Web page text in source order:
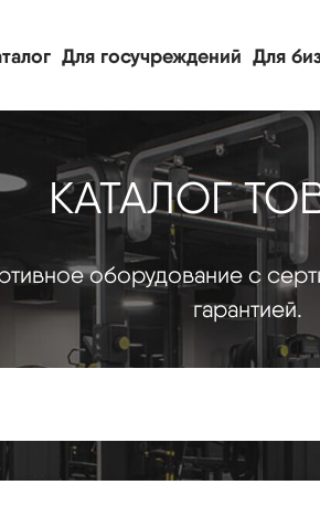
Для госучреждений Для
КАТАЛОГ
оборудование с
гарантией.